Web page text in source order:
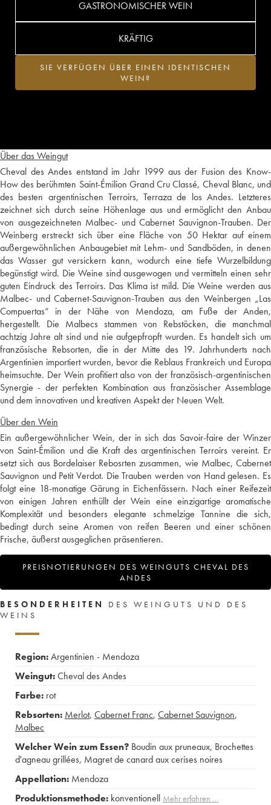
Über das Weingut
Cheval des Andes entstand im Jahr 1999 aus der Fusion des Know-
How des berühmten Saint-Émilion Grand Cru Classé, Cheval Blanc, und
des besten argentinischen Terroirs, Terraza de los Andes. Letzteres
zeichnet sich durch seine Höhenlage aus und ermöglicht den Anbau
von ausgezeichneten Malbec- und Cabernet Sauvignon-Trauben. Der
Weinberg erstreckt sich über eine Fläche von 50 Hektar auf einem
außergewöhnlichen Anbaugebiet mit Lehm- und Sandböden, in denen
das Wasser gut versickern kann, wodurch eine tiefe Wurzelbildung
begünstigt wird. Die Weine sind ausgewogen und vermitteln einen sehr
guten Eindruck des Terroirs. Das Klima ist mild. Die Weine werden aus
Malbec- und Cabernet-Sauvignon-Trauben aus den Weinbergen „Las
Compuertas“ in der Nähe von Mendoza, am Fuße der Anden,
hergestellt. Die Malbecs stammen von Rebstöcken, die manchmal
achtzig Jahre alt sind und nie aufgepfropft wurden. Es handelt sich um
französische Rebsorten, die in der Mitte des 19. Jahrhunderts nach
Argentinien importiert wurden, bevor die Reblaus Frankreich und Europa
heimsuchte. Der Wein profitiert also von der französisch-argentinischen
Synergie - der perfekten Kombination aus französischer Assemblage
und dem innovativen und kreativen Aspekt der Neuen Welt.
Über den Wein
Ein außergewöhnlicher Wein, der in sich das Savoir-faire der Winzer
von Saint-Émilion und die Kraft des argentinischen Terroirs vereint. Er
setzt sich aus Bordelaiser Rebosrten zusammen, wie Malbec, Cabernet
Sauvignon und Petit Verdot. Die Trauben werden von Hand gelesen. Es
folgt eine 18-monatige Gärung in Eichenfässern. Nach einer Reifezeit
von einigen Jahren enthüllt der Wein eine einzigartige aromatische
Komplexität und besonders elegante schmelzige Tannine die sich,
bedingt durch seine Aromen von reifen Beeren und einer schönen
Frische, äußerst ausgeglichen präsentieren.
PREISNOTIERUNGEN DES WEINGUTS CHEVAL DES
ANDES
GASTRONOMISCHER WEIN
KRÄFTIG
SIE VERFÜGEN ÜBER EINEN IDENTISCHEN
WEIN?
BESONDERHEITEN
DES WEINGUTS UND DES
WEINS
Region:Argentinien - Mendoza
Weingut:Cheval des Andes
Farbe: rot
Rebsorten: Merlot, Cabernet Franc, Cabernet Sauvignon,
Malbec
Welcher Wein zum Essen? Boudin aux pruneaux, Brochettes
d'agneau grillées, Magret de canard aux cerises noires
Appellation: Mendoza
Produktionsmethode: konventionell Mehr erfahren …